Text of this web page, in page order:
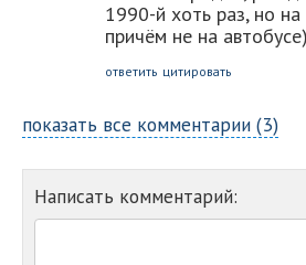
1990-й хоть раз, но на
причём не на
ответить цитировать
показать все комментарии (3)
Написать комментарий: